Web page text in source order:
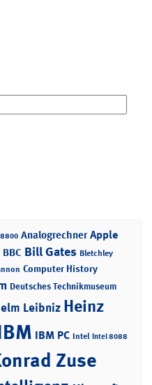
Analogrechner Apple
BBC Bill Gates Bletchley
Computer History
Deutsches Technikmuseum
Leibniz Heinz
IBM PC Intel Intel 8088
Zuse